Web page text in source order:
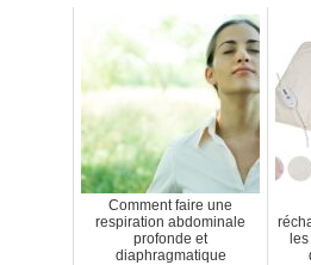
Comment faire une
respiration abdominale
profonde et
diaphragmatique
les